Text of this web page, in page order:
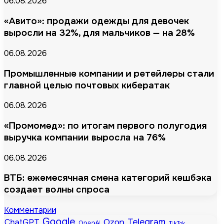
«Авито»: продажи одежды для девочек
выросли на 32%, для мальчиков — на 28%
06.08.2026
Промышленные компании и ретейлеры стали
главной целью почтовых кибератак
06.08.2026
«Промомед»: по итогам первого полугодия
выручка компании выросла на 76%
06.08.2026
ВТБ: ежемесячная смена категорий кешбэка
создает волны спроса
Комментарии